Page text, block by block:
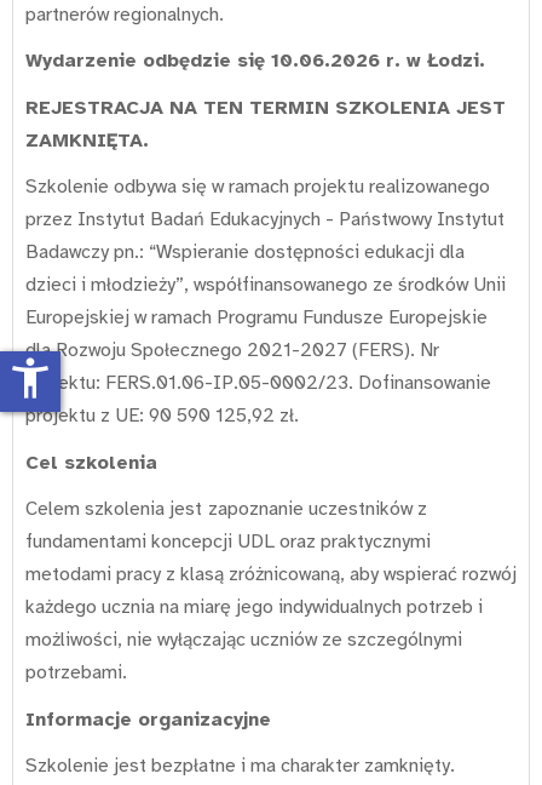
partnerów regionalnych.
Wydarzenie odbędzie się 10.06.2026 r. w Łodzi.
REJESTRACJA NA TEN TERMIN SZKOLENIA JEST
ZAMKNIĘTA.
Szkolenie odbywa się w ramach projektu realizowanego
przez Instytut Badań Edukacyjnych - Państwowy Instytut
Badawczy pn.: “Wspieranie dostępności edukacji dla
dzieci i młodzieży”, współfinansowanego ze środków Unii
Europejskiej w ramach Programu Fundusze Europejskie
dla Rozwoju Społecznego 2021-2027 (FERS). Nr
projektu: FERS.01.06-IP.05-0002/23. Dofinansowanie
projektu z UE: 90 590 125,92 zł.
Cel szkolenia
Celem szkolenia jest zapoznanie uczestników z
fundamentami koncepcji UDL oraz praktycznymi
metodami pracy z klasą zróżnicowaną, aby wspierać rozwój
każdego ucznia na miarę jego indywidualnych potrzeb i
możliwości, nie wyłączając uczniów ze szczególnymi
potrzebami.
Informacje organizacyjne
Szkolenie jest bezpłatne i ma charakter zamknięty.
accessibility_new